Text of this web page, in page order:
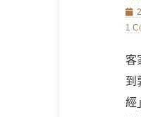
on
1
客
到
經